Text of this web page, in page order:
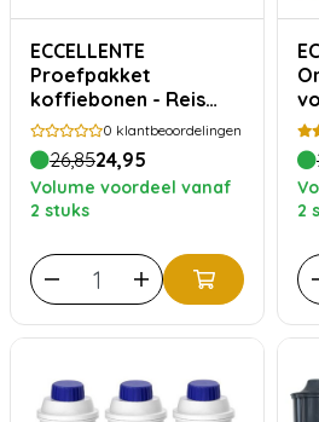
ECCELLENTE
Proefpakket
koffiebonen - Reis
door Centraal-
Amerika - 750 gram
0 klantbeoordelingen
26,8524,95
Volume voordeel vanaf
2 stuks
2